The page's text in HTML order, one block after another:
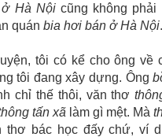
Hà Nộicũng không phải
quán bia hơi bán ở Hà Nội.
tôi có kể cho ông về
tôi đang xây dựng. Ông
chỉ thế thôi, văn thơ
tấn xã làm gì mệt. Mà
thơ bác học đấy chứ, ví